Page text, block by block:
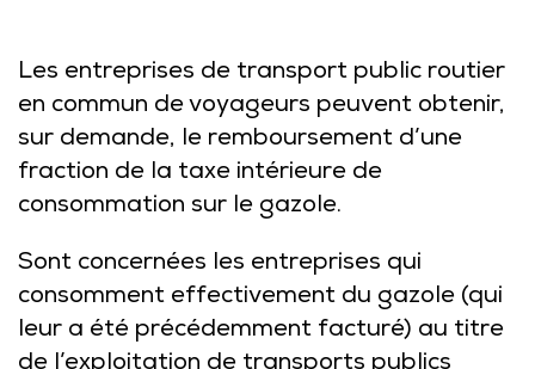
Les entreprises de transport public routier
en commun de voyageurs peuvent obtenir,
sur demande, le remboursement d’une
fraction de la taxe intérieure de
consommation sur le gazole.
Sont concernées les entreprises qui
consomment effectivement du gazole (qui
leur a été précédemment facturé) au titre